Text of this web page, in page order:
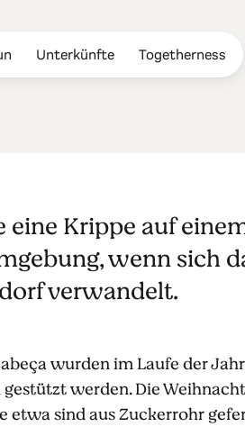
Unterkünfte Togetherness
Krippe auf
wenn sich
verwandelt.
wurden im Laufe der
werden. Die
sind aus Zuckerrohr